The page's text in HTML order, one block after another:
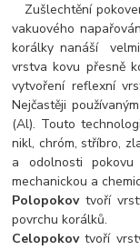
Zušlechtění
vakuového
korálky nanáší
vrstva kovu přesně
vytvoření reflexní
Nejčastěji
(Al). Touto
nikl, chróm, stříbro,
a odolnosti
mechanickou a
Polopokovtvoří
povrchu korálků.
Celopokovtvoří